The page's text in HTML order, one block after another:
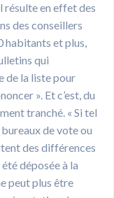
résulte en effet des
des conseillers
habitants et plus,
qui
de la liste pour
». Et c’est, du
tranché. « Si tel
de vote ou
des différences
déposée à la
peut plus être